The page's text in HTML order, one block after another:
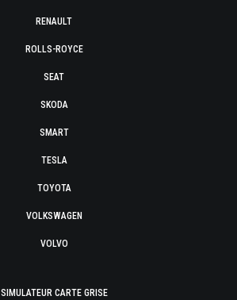
RENAULT
ROLLS-ROYCE
SEAT
SKODA
SMART
TESLA
TOYOTA
VOLKSWAGEN
VOLVO
SIMULATEUR CARTE GRISE